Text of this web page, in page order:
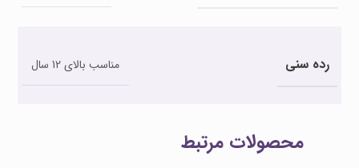
رده سنی مناسب بالای 12 سال
محصولات مرتبط